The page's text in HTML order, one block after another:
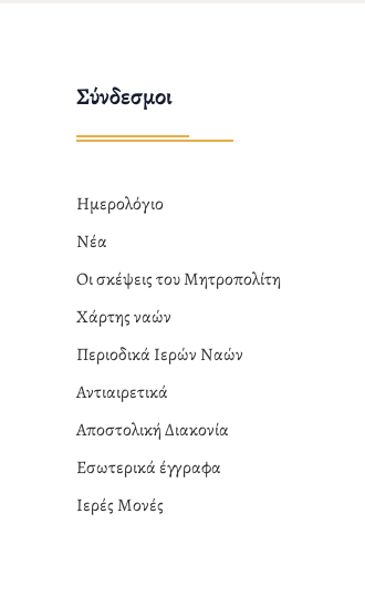
Σύνδεσμοι
Ημερολόγιο
Νέα
Οι σκέψεις του Μητροπολίτη
Χάρτης ναών
Περιοδικά Ιερών Ναών
Αντιαιρετικά
Αποστολική Διακονία
Εσωτερικά έγγραφα
Ιερές Μονές